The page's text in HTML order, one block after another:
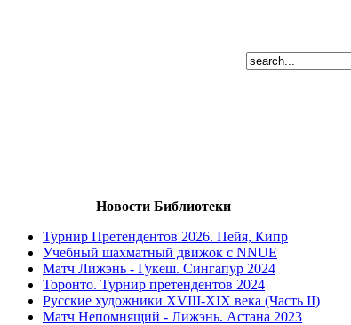
Новости Библиотеки
Турнир Претендентов 2026. Пейя, Кипр
Учебный шахматный движок с NNUE
Матч Лижэнь - Гукеш. Сингапур 2024
Торонто. Турнир претендентов 2024
Русские художники XVIII-XIX века (Часть II)
Матч Непомнящий - Лижэнь. Астана 2023